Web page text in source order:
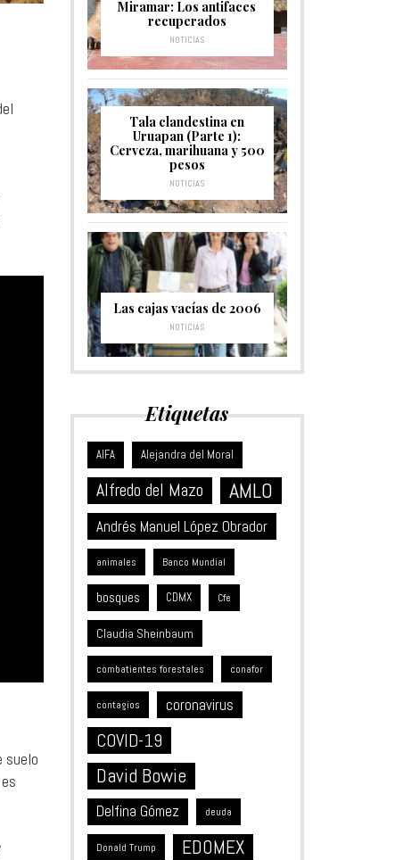
suelo
Miramar: Los antifaces
recuperados
NOTICIAS
Tala clandestina en
Uruapan (Parte 1):
Cerveza, marihuana y 500
pesos
NOTICIAS
Las cajas vacías de 2006
NOTICIAS
Etiquetas
AIFA Alejandra del Moral
Alfredo del Mazo AMLO
Andrés Manuel López Obrador
animales Banco Mundial
bosques CDMX Cfe
Claudia Sheinbaum
combatientes forestales conafor
contagios coronavirus
COVID-19
David Bowie
Delfina Gómez deuda
Donald Trump EDOMEX